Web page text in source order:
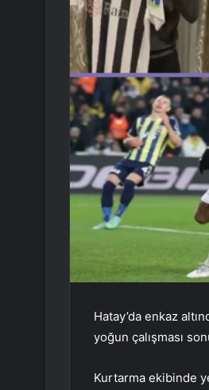
Hatay’da enkaz
yoğun çalışması
Kurtarma ekibinde